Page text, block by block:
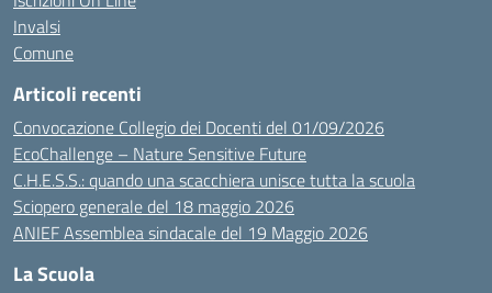
Invalsi
Comune
Articoli recenti
Convocazione Collegio dei Docenti del 01/09/2026
EcoChallenge – Nature Sensitive Future
C.H.E.S.S.: quando una scacchiera unisce tutta la scuola
Sciopero generale del 18 maggio 2026
ANIEF Assemblea sindacale del 19 Maggio 2026
La Scuola